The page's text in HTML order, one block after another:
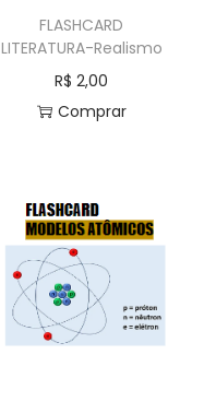
FLASHCARD
LITERATURA-Realismo
R$ 2,00
Comprar